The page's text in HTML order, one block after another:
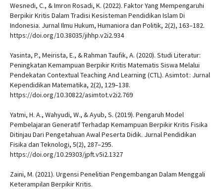
Wesnedi, C., & Imron Rosadi, K. (2022). Faktor Yang Mempengaruhi
Berpikir Kritis Dalam Tradisi Kesisteman Pendidikan Islam Di
Indonesia. Jurnal Ilmu Hukum, Humaniora dan Politik, 2(2), 163–182.
https://doi.org/10.38035/jihhp.v2i2.934
Yasinta, P., Meirista, E., & Rahman Taufik, A. (2020). Studi Literatur:
Peningkatan Kemampuan Berpikir Kritis Matematis Siswa Melalui
Pendekatan Contextual Teaching And Learning (CTL). Asimtot : Jurnal
Kependidikan Matematika, 2(2), 129–138.
https://doi.org/10.30822/asimtot.v2i2.769
Yatmi, H. A., Wahyudi, W., & Ayub, S. (2019). Pengaruh Model
Pembelajaran Generatif Terhadap Kemampuan Berpikir Kritis Fisika
Ditinjau Dari Pengetahuan Awal Peserta Didik. Jurnal Pendidikan
Fisika dan Teknologi, 5(2), 287–295.
https://doi.org/10.29303/jpft.v5i2.1327
Zaini, M. (2021). Urgensi Penelitian Pengembangan Dalam Menggali
Keterampilan Berpikir Kritis.